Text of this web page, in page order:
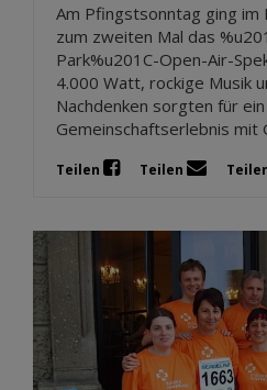
Am Pfingstsonntag ging
zum zweiten Mal das
Park%u201C-Open-Air-
4.000 Watt, rockige Musik
Nachdenken sorgten für ein
Gemeinschaftserlebnis mit
Teilen Teilen